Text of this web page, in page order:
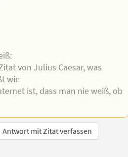
von Julius Caesar, was
wie
ist, dass man nie weiß, ob
Antwort mit Zitat verfassen